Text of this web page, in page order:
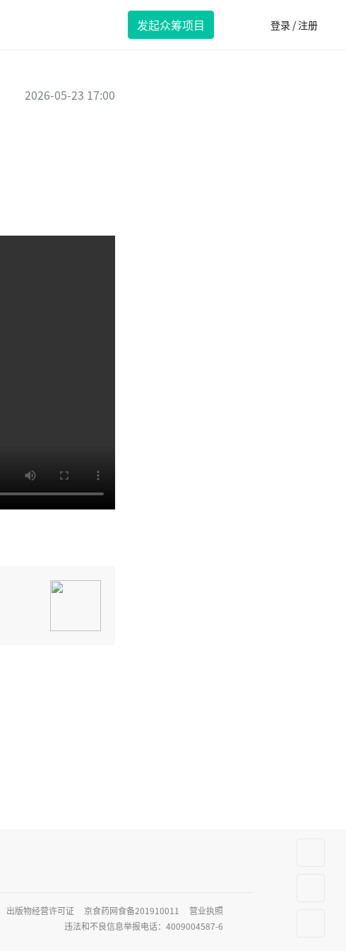
发起众筹项目 登录 / 注册
2026-05-23 17:00
出版物经营许可证 京食药网食备201910011
营业执照
违法和不良信息举报电话：4009004587-6